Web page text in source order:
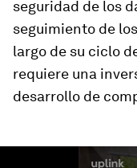
seguridad de los
seguimiento de
largo de su ciclo
requiere una
desarrollo de